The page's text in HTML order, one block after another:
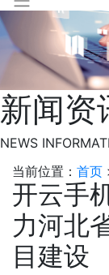
新闻资
NEWS
当前位置： 首页
开云手
力河北
目建设